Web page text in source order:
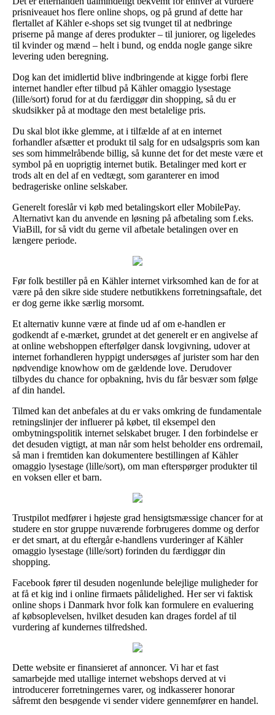
prisniveauet hos flere online shops, og på grund af dette har
flertallet af Kähler e-shops set sig tvunget til at nedbringe
priserne på mange af deres produkter – til juniorer, og ligeledes
til kvinder og mænd – helt i bund, og endda nogle gange sikre
levering uden beregning.
Dog kan det imidlertid blive indbringende at kigge forbi flere
internet handler efter tilbud på Kähler omaggio lysestage
(lille/sort) forud for at du færdiggør din shopping, så du er
skudsikker på at modtage den mest betalelige pris.
Du skal blot ikke glemme, at i tilfælde af at en internet
forhandler afsætter et produkt til salg for en udsalgspris som kan
ses som himmelråbende billig, så kunne det for det meste være et
symbol på en uoprigtig internet butik. Betalinger med kort er
trods alt en del af en vedtægt, som garanterer en imod
bedrageriske online selskaber.
Generelt foreslår vi køb med betalingskort eller MobilePay.
Alternativt kan du anvende en løsning på afbetaling som f.eks.
ViaBill, for så vidt du gerne vil afbetale betalingen over en
længere periode.
Før folk bestiller på en Kähler internet virksomhed kan de for at
være på den sikre side studere netbutikkens forretningsaftale, det
er dog gerne ikke særlig morsomt.
Et alternativ kunne være at finde ud af om e-handlen er
godkendt af e-mærket, grundet at det generelt er en angivelse af
at online webshoppen efterfølger dansk lovgivning, udover at
internet forhandleren hyppigt undersøges af jurister som har den
nødvendige knowhow om de gældende love. Derudover
tilbydes du chance for opbakning, hvis du får besvær som følge
af din handel.
Tilmed kan det anbefales at du er vaks omkring de fundamentale
retningslinjer der influerer på købet, til eksempel den
ombytningspolitik internet selskabet bruger. I den forbindelse er
det desuden vigtigt, at man når som helst beholder ens ordremail,
så man i fremtiden kan dokumentere bestillingen af Kähler
omaggio lysestage (lille/sort), om man efterspørger produkter til
en voksen eller et barn.
Trustpilot medfører i højeste grad hensigtsmæssige chancer for at
studere en stor gruppe nuværende forbrugeres domme og derfor
er det smart, at du eftergår e-handlens vurderinger af Kähler
omaggio lysestage (lille/sort) forinden du færdiggør din
shopping.
Facebook fører til desuden nogenlunde belejlige muligheder for
at få et kig ind i online firmaets pålidelighed. Her ser vi faktisk
online shops i Danmark hvor folk kan formulere en evaluering
af købsoplevelsen, hvilket desuden kan drages fordel af til
vurdering af kundernes tilfredshed.
Dette website er finansieret af annoncer. Vi har et fast
samarbejde med utallige internet webshops derved at vi
introducerer forretningernes varer, og indkasserer honorar
såfremt den besøgende vi sender videre gennemfører en handel.